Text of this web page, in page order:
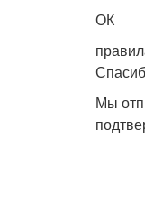
ОК
Мы